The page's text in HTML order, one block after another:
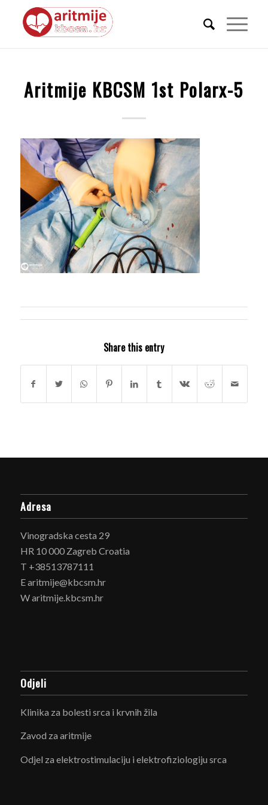
Aritmije KBCSM 1st Polarx-5
Share this entry
Adresa
Vinogradska cesta 29
HR 10 000 Zagreb Croatia
T +38513787111
E aritmije@kbcsm.hr
W aritmije.kbcsm.hr
Odjeli
Klinika za bolesti srca i krvnih žila
Zavod za aritmije
Odjel za elektrostimulaciju i elektrofiziologiju srca